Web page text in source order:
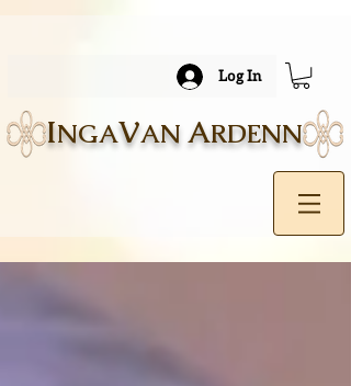
Log In
INGAVAN ARDENN